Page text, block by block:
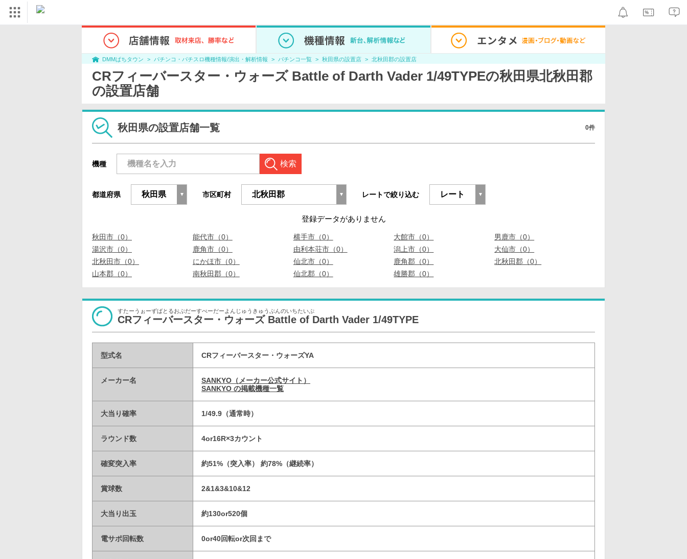
DMMぱちタウン パチンコ・パチスロ機種情報/演出・解析情報 パチンコ一覧 秋田県の設置店 北秋田郡の設置店
CRフィーバースター・ウォーズ Battle of Darth Vader 1/49TYPEの秋田県北秋田郡
の設置店舗
秋田県の設置店舗一覧 0件
機種 検索
都道府県 市区町村 レートで絞り込む
登録データがありません
秋田市（0） 能代市（0） 横手市（0） 大館市（0）
男鹿市（0）
湯沢市（0）
鹿角市（0） 由利本荘市（0） 潟上市（0）
大仙市（0）
北秋田市（0）
にかほ市（0） 仙北市（0） 鹿角郡（0）
北秋田郡（0）
山本郡（0）
南秋田郡（0） 仙北郡（0） 雄勝郡（0）
すたーうぉーずばとるおぶだーすべーだーよんじゅうきゅうぶんのいちたいぷ
CRフィーバースター・ウォーズ Battle of Darth Vader 1/49TYPE
型式名 CRフィーバースター・ウォーズYA
メーカー名
SANKYO（メーカー公式サイト）
SANKYO の掲載機種一覧
大当り確率 1/49.9（通常時）
ラウンド数 4or16R×3カウント
確変突入率 約51%（突入率） 約78%（継続率）
賞球数 2&1&3&10&12
大当り出玉 約130or520個
電サポ回転数 0or40回転or次回まで